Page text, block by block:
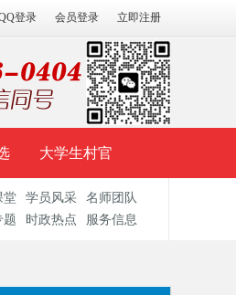
登录 会员登录 立即注册
大学生村官
真题 模拟试题
堂 学员风采
名师团队
题
时政热点 服务信息